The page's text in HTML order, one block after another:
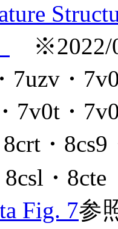
※2022/
7uzv・
7v0t・
・8cs9
8csl・
Fig. 7参